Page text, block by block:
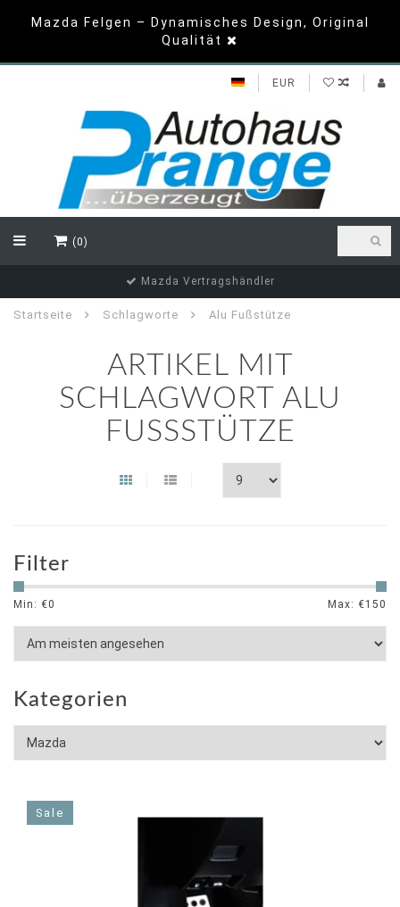
Mazda Felgen – Dynamisches Design, Original
Qualität
EUR
(0)
Mazda Vertragshändler
Startseite Schlagworte Alu Fußstütze
ARTIKEL MIT
SCHLAGWORT ALU
FUSSSTÜTZE
Filter
Min: €0 Max: €150
Kategorien
Sale